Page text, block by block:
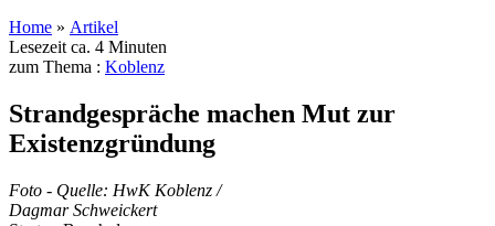
Home » Artikel
Lesezeit ca. 4 Minuten
zum Thema : Koblenz
Strandgespräche machen Mut zur
Existenzgründung
Foto - Quelle: HwK Koblenz /
Dagmar Schweickert